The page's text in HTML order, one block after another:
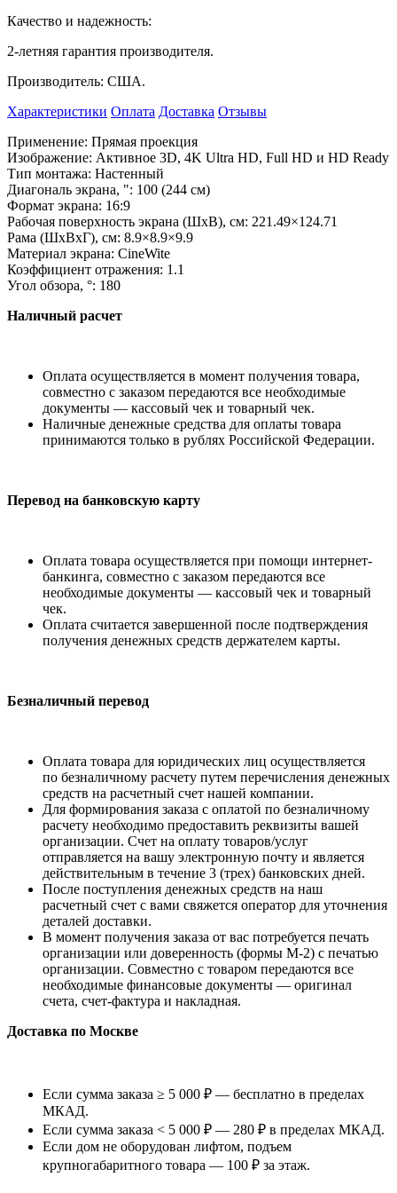
Качество и надежность:
2-летняя гарантия производителя.
Производитель: США.
Характеристики Оплата Доставка Отзывы
Применение: Прямая проекция
Изображение: Активное 3D, 4K Ultra HD, Full HD и HD Ready
Тип монтажа: Настенный
Диагональ экрана, ": 100 (244 см)
Формат экрана: 16:9
Рабочая поверхность экрана (ШхB), см: 221.49×124.71
Рама (ШхBхГ), см: 8.9×8.9×9.9
Материал экрана: CineWite
Коэффициент отражения: 1.1
Угол обзора, °: 180
Наличный расчет
Оплата осуществляется в момент получения товара,
совместно с заказом передаются все необходимые
документы — кассовый чек и товарный чек.
Наличные денежные средства для оплаты товара
принимаются только в рублях Российской Федерации.
Перевод на банковскую карту
Оплата товара осуществляется при помощи интернет-
банкинга, совместно с заказом передаются все
необходимые документы — кассовый чек и товарный
чек.
Оплата считается завершенной после подтверждения
получения денежных средств держателем карты.
Безналичный перевод
Оплата товара для юридических лиц осуществляется
по безналичному расчету путем перечисления денежных
средств на расчетный счет нашей компании.
Для формирования заказа с оплатой по безналичному
расчету необходимо предоставить реквизиты вашей
организации. Счет на оплату товаров/услуг
отправляется на вашу электронную почту и является
действительным в течение 3 (трех) банковских дней.
После поступления денежных средств на наш
расчетный счет с вами свяжется оператор для уточнения
деталей доставки.
В момент получения заказа от вас потребуется печать
организации или доверенность (формы М-2) с печатью
организации. Совместно с товаром передаются все
необходимые финансовые документы — оригинал
счета, счет-фактура и накладная.
Доставка по Москве
Если сумма заказа ≥ 5 000 ₽ — бесплатно в пределах
МКАД.
Если сумма заказа < 5 000 ₽ — 280 ₽ в пределах МКАД.
Если дом не оборудован лифтом, подъем
крупногабаритного товара — 100 ₽ за этаж.